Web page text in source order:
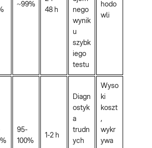
~99%
48 h
nego
wynik
u
szybk
iego
testu
hodo
wli
95-
100%
1-2 h
Diagn
ostyk
a
trudn
ych
Wyso
ki
koszt
,
wykr
ywa